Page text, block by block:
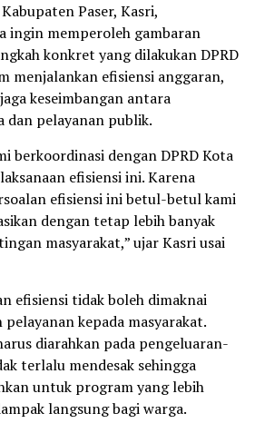
Paser, Kasri,
ingin memperoleh gambaran
konkret yang dilakukan DPRD
menjalankan efisiensi anggaran,
keseimbangan antara
dan pelayanan publik.
berkoordinasi dengan DPRD Kota
efisiensi ini. Karena
efisiensi ini betul-betul kami
dengan tetap lebih banyak
masyarakat,” ujar Kasri usai
efisiensi tidak boleh dimaknai
kepada masyarakat.
diarahkan pada pengeluaran-
terlalu mendesak sehingga
untuk program yang lebih
langsung bagi warga.